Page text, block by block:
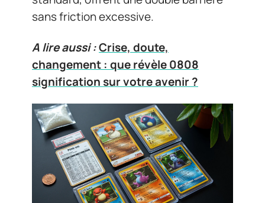
sans friction excessive.
A lire aussi :Crise, doute,
changement : que révèle 0808
signification sur votre avenir ?